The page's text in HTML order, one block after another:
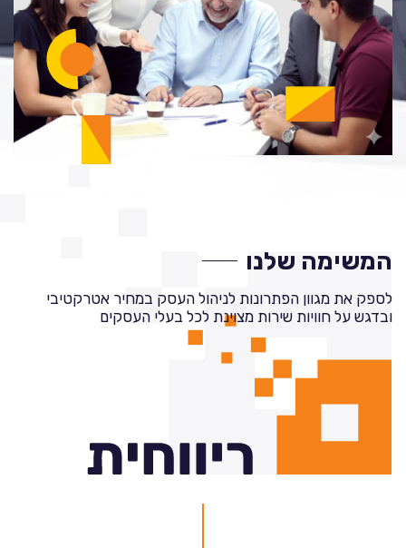
המשימה שלנו
לספק את מגוון הפתרונות לניהול העסק במחיר אטרקטיבי
ובדגש על חוויות שירות מצוינת לכל בעלי העסקים